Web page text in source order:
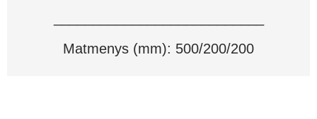
Matmenys (mm): 500/200/200